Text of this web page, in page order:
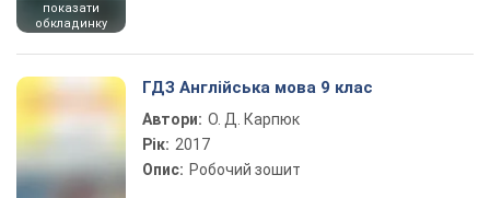
показати
обкладинку
ГДЗ Англійська мова 9 клас
Автори: О. Д. Карпюк
Рік: 2017
Опис: Робочий зошит